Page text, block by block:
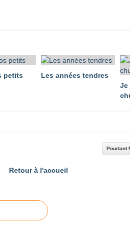
petits
Les années tendres
Je
Pourtant
Retour à l'accueil